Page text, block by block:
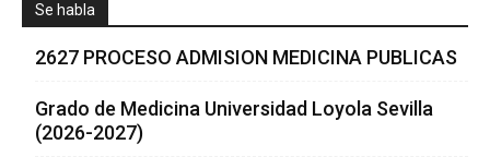
Se habla
2627 PROCESO ADMISION MEDICINA PUBLICAS
Grado de Medicina Universidad Loyola Sevilla
(2026-2027)